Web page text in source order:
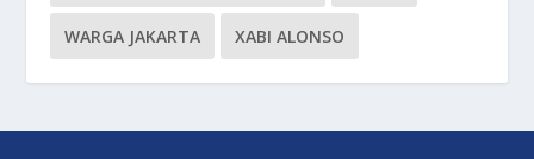
WARGA JAKARTA XABI ALONSO